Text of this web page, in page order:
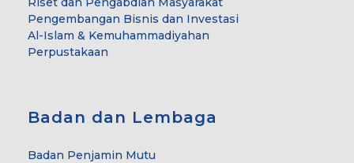
Pengembangan Bisnis dan Investasi
Al-Islam & Kemuhammadiyahan
Perpustakaan
Badan dan Lembaga
Badan Penjamin Mutu